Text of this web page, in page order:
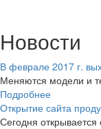
Новости
В феврале 2017 г.
Меняются модели и
Подробнее
Открытие сайта
Сегодня